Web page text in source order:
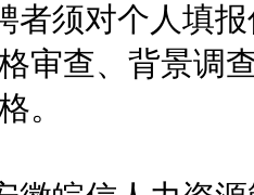
须对个人填报
审查、背景调
。